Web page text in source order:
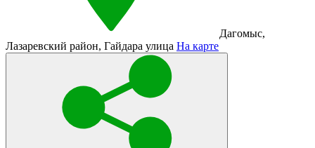
Дагомыс,
Лазаревский район, Гайдара улица На карте